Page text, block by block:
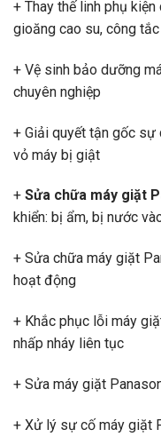
+ Thay thế linh phụ
gioăng cao su, công
+ Vệ sinh bảo dưỡng
chuyên nghiệp
+ Giải quyết tận gốc sự
vỏ máy bị giật
+ Sửa chữa máy giặt
khiển: bị ẩm, bị nước
+ Sửa chữa máy giặt
hoạt động
+ Khắc phục lỗi máy
nhấp nháy liên tục
+ Sửa máy giặt
+ Xử lý sự cố máy giặt